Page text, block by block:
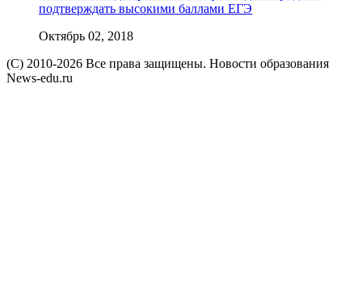
подтверждать высокими баллами ЕГЭ
Октябрь 02, 2018
(C) 2010-2026 Все права защищены. Новости образования
News-edu.ru